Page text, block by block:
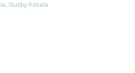
Služby hotela